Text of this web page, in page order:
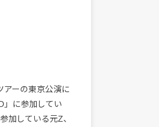
アーの東京公演に
」に参加してい
加している元Z、